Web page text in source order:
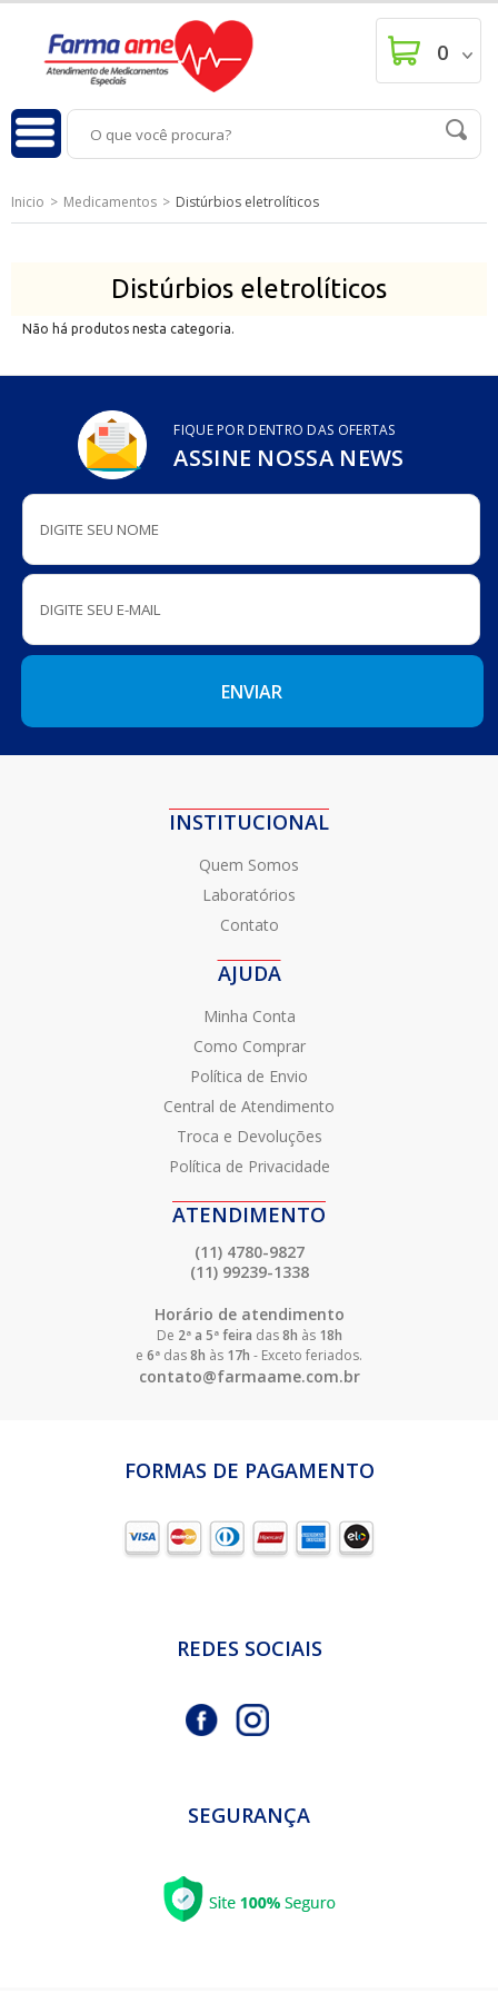
0
Inicio Medicamentos Distúrbios eletrolíticos
Distúrbios eletrolíticos
Não há produtos nesta categoria.
FIQUE POR DENTRO DAS OFERTAS
ASSINE NOSSA NEWS
INSTITUCIONAL
Quem Somos
Laboratórios
Contato
AJUDA
Minha Conta
Como Comprar
Política de Envio
Central de Atendimento
Troca e Devoluções
Política de Privacidade
ATENDIMENTO
(11) 4780-9827
(11) 99239-1338
Horário de atendimento
De 2ª a 5ª feira das8h às 18h
e 6ª das8h às 17h - Exceto feriados.
contato@farmaame.com.br
FORMAS DE PAGAMENTO
REDES SOCIAIS
SEGURANÇA